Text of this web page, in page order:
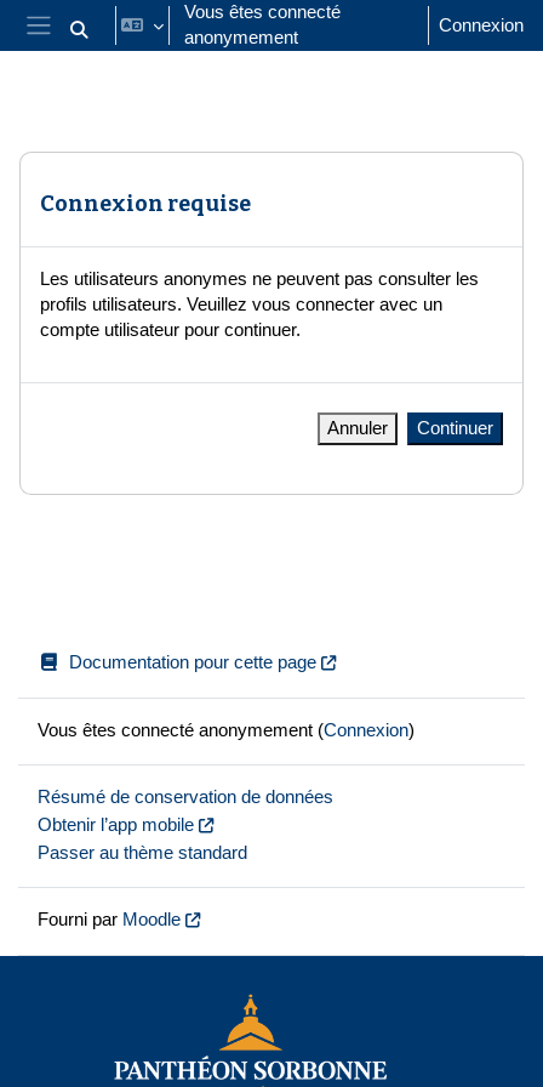
Passer au contenu principal
Panneau latéral
Activer/désactiver la saisie de recherche
Vous êtes connecté
anonymement
Connexion
Connexion requise
Les utilisateurs anonymes ne peuvent pas consulter les
profils utilisateurs. Veuillez vous connecter avec un
compte utilisateur pour continuer.
Annuler Continuer
Documentation pour cette page
Vous êtes connecté anonymement (Connexion)
Résumé de conservation de données
Obtenir l’app mobile
Passer au thème standard
Fourni par Moodle